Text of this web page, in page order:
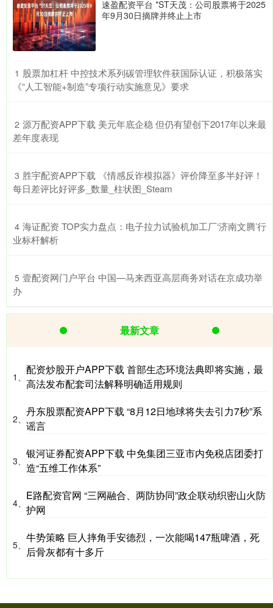
速盈配资平台 *ST天茂：公司股票将于2025
年9月30日摘牌并终止上市
1 ​股票加杠杆 中控技术系列碳管理软件获国际认证，积极落实
《“人工智能+制造”专项行动实施意见》要求
2 ​源万配资APP下载 美元年底企稳 但仍有望创下2017年以来最
差年度表现
3 ​胜宇配资APP下载 《情感反诈模拟器》评价降至多半好评！
每日差评比好评多_数量_柱状图_Steam
4 ​海证配资 TOP实力盘点：电子拉力试验机加工厂‘济南文腾’行
业标杆解析
5 ​壹配资网门户平台 中国—马来西亚高层商务对话在京成功举
办
最新文章
1、
配资炒股开户APP下载 首部生态环境法典即将实施，最
高法发布配套司法解释明确适用规则
2、
丹东股票配资APP下载 “8月12日地球将失去引力7秒”系
谣言
3、
银河证券配资APP下载 中免集团三亚市内免税店团委打
造“五维工作体系”
4、
E路配资官网 “三网融合、两防协同”政企联动织密山火防
护网
5、
牛势策略 巨人摔角手安德烈，一次能喝147瓶啤酒，死
后骨灰都有十多斤